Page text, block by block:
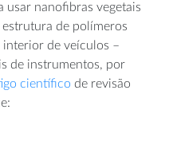
usar nanofibras vegetais
de polímeros
de veículos –
de instrumentos, por
científico de revisão